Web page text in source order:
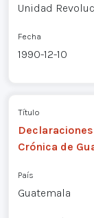
Unidad
Fecha
1990-12-10
Título
Crónica de
País
Guatemala